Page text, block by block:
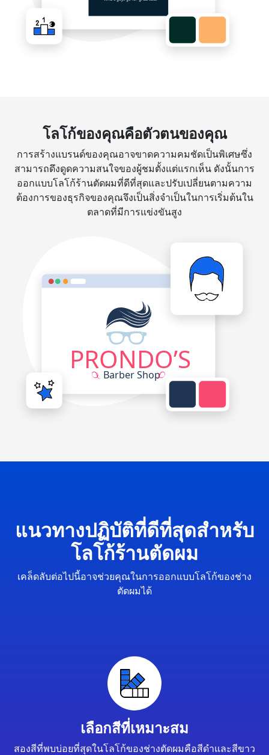
โลโก้ของคุณคือตัวตนของคุณ
การสร้างแบรนด์ของคุณอาจขาดความคมชัดเป็นพิเศษซึ่ง
สามารถดึงดูดความสนใจของผู้ชมตั้งแต่แรกเห็น ดังนั้นการ
ออกแบบโลโก้ร้านตัดผมที่ดีที่สุดและปรับเปลี่ยนตามความ
ต้องการของธุรกิจของคุณจึงเป็นสิ่งจำเป็นในการเริ่มต้นใน
ตลาดที่มีการแข่งขันสูง
แนวทางปฏิบัติที่ดีที่สุดสำหรับ
โลโก้ร้านตัดผม
เคล็ดลับต่อไปนี้อาจช่วยคุณในการออกแบบโลโก้ของช่าง
ตัดผมได้
เลือกสีที่เหมาะสม
สองสีที่พบบ่อยที่สุดในโลโก้ของช่างตัดผมคือสีดำและสีขาว